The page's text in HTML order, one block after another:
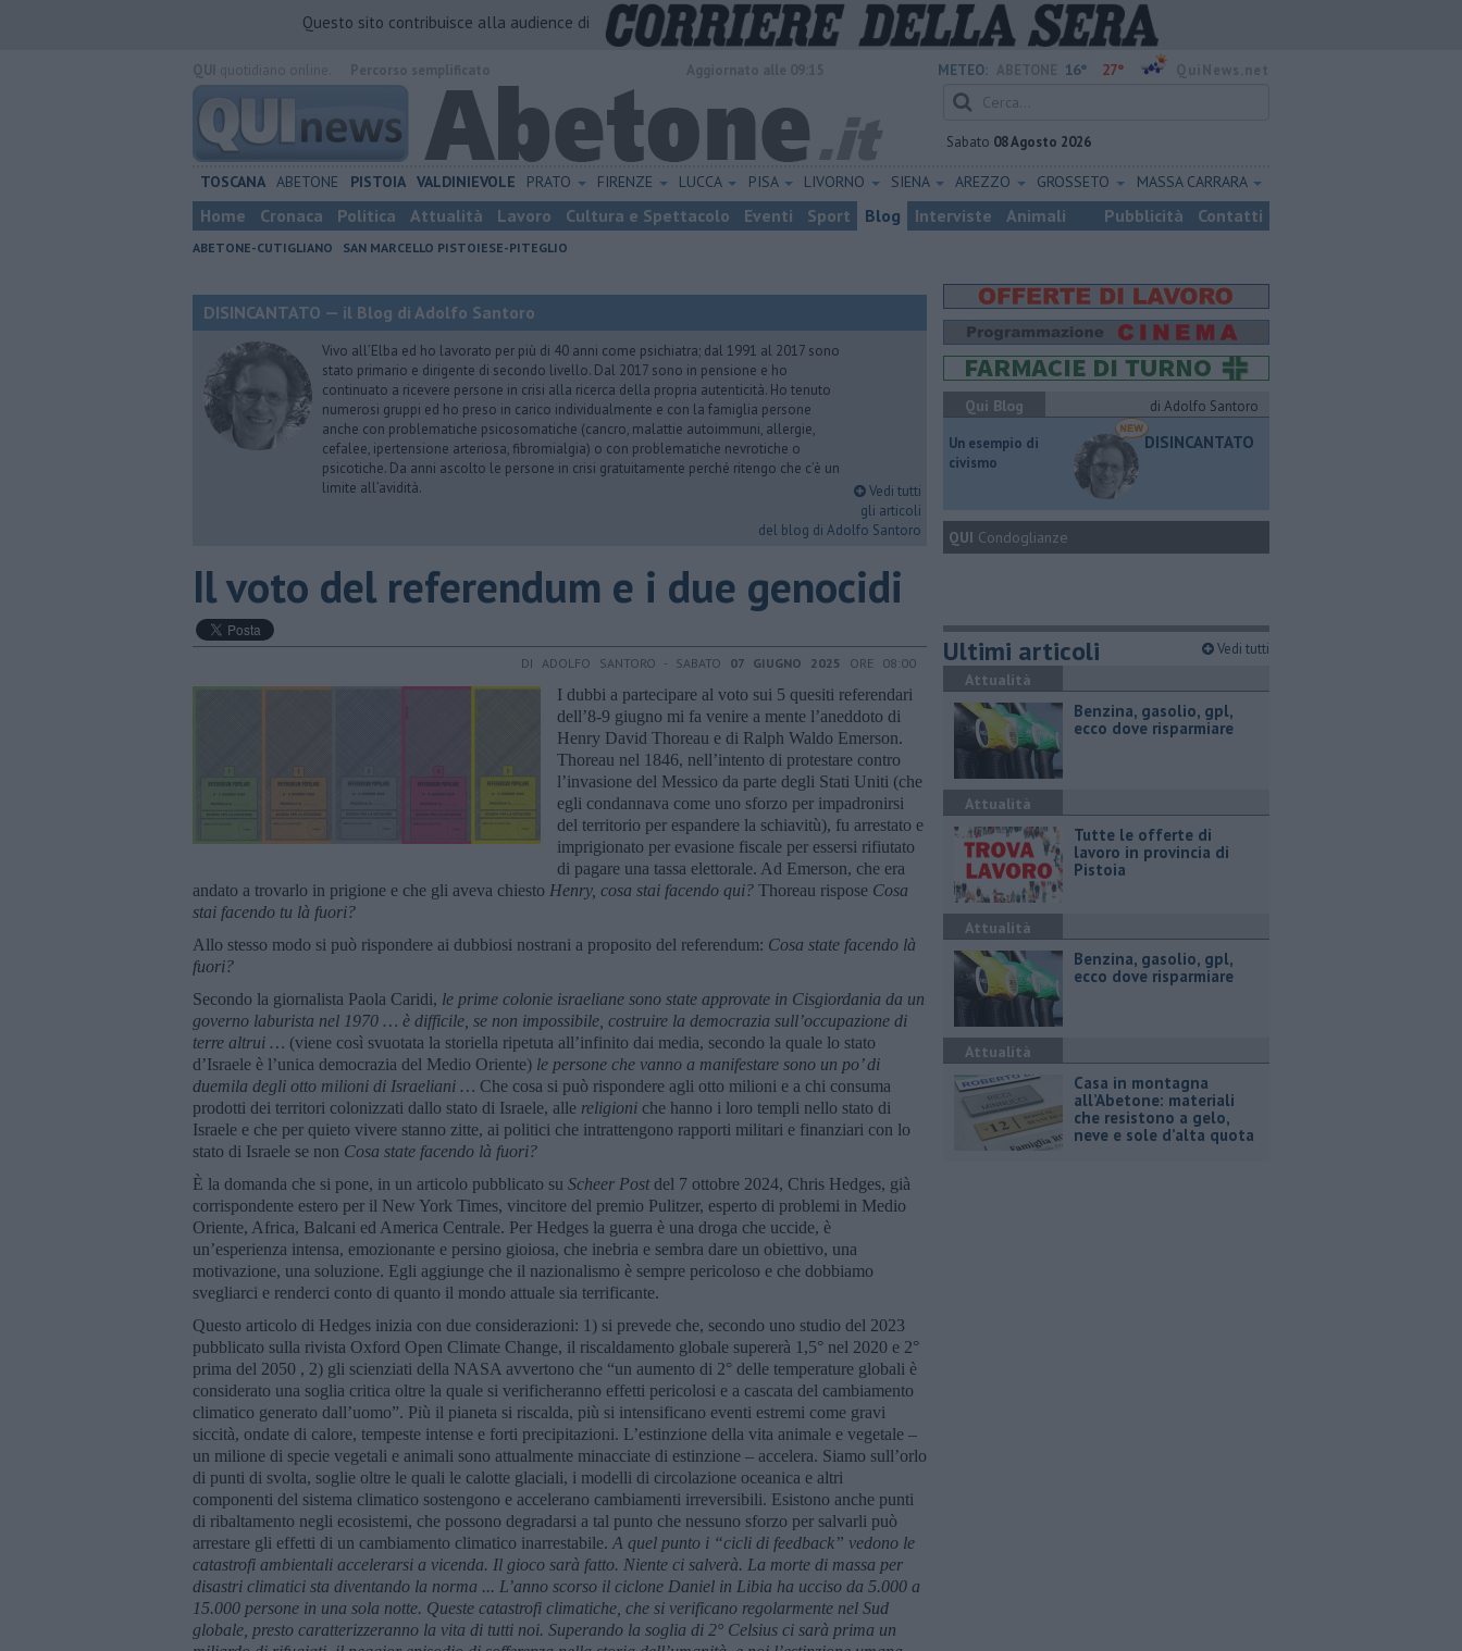
Questo sito contribuisce alla audience di
METEO: 16° 27°
Sabato 08 Agosto 2026
TOSCANA ABETONE PISTOIA VALDINIEVOLE PRATO FIRENZE LUCCA PISA LIVORNO SIENA AREZZO GROSSETO MASSA CARRARA
Home Cronaca Politica Attualità Lavoro Cultura e Spettacolo Eventi Sport Blog Interviste Animali Pubblicità Contatti
ABETONE-CUTIGLIANO SAN MARCELLO PISTOIESE-PITEGLIO
DISINCANTATO — il Blog di Adolfo Santoro
Vivo all’Elba ed ho lavorato per più di 40 anni come psichiatra; dal 1991 al 2017 sono
stato primario e dirigente di secondo livello. Dal 2017 sono in pensione e ho
continuato a ricevere persone in crisi alla ricerca della propria autenticità. Ho tenuto
numerosi gruppi ed ho preso in carico individualmente e con la famiglia persone
anche con problematiche psicosomatiche (cancro, malattie autoimmuni, allergie,
cefalee, ipertensione arteriosa, fibromialgia) o con problematiche nevrotiche o
psicotiche. Da anni ascolto le persone in crisi gratuitamente perché ritengo che c’è un
limite all’avidità.
Vedi tutti
gli articoli
del blog di Adolfo Santoro
​Il voto del referendum e i due genocidi
DI ADOLFO SANTORO - SABATO 07 GIUGNO 2025 ORE 08:00
I dubbi a partecipare al voto sui 5 quesiti referendari
dell’8-9 giugno mi fa venire a mente l’aneddoto di
Henry David Thoreau e di Ralph Waldo Emerson.
Thoreau nel 1846, nell’intento di protestare contro
l’invasione del Messico da parte degli Stati Uniti (che
egli condannava come uno sforzo per impadronirsi
del territorio per espandere la schiavitù), fu arrestato e
imprigionato per evasione fiscale per essersi rifiutato
di pagare una tassa elettorale. Ad Emerson, che era
andato a trovarlo in prigione e che gli aveva chiesto Henry, cosa stai facendo qui? Thoreau rispose Cosa
stai facendo tu là fuori?
Allo stesso modo si può rispondere ai dubbiosi nostrani a proposito del referendum: Cosa state facendo là
fuori?
Secondo la giornalista Paola Caridi, le prime colonie israeliane sono state approvate in Cisgiordania da un
governo laburista nel 1970 … è difficile, se non impossibile, costruire la democrazia sull’occupazione di
terre altrui … (viene così svuotata la storiella ripetuta all’infinito dai media, secondo la quale lo stato
d’Israele è l’unica democrazia del Medio Oriente) le persone che vanno a manifestare sono un po’ di
duemila degli otto milioni di Israeliani … Che cosa si può rispondere agli otto milioni e a chi consuma
prodotti dei territori colonizzati dallo stato di Israele, alle religioni che hanno i loro templi nello stato di
Israele e che per quieto vivere stanno zitte, ai politici che intrattengono rapporti militari e finanziari con lo
stato di Israele se non Cosa state facendo là fuori?
È la domanda che si pone, in un articolo pubblicato su Scheer Postdel 7 ottobre 2024, Chris Hedges, già
corrispondente estero per il New York Times, vincitore del premio Pulitzer, esperto di problemi in Medio
Oriente, Africa, Balcani ed America Centrale. Per Hedges la guerra è una droga che uccide, è
un’esperienza intensa, emozionante e persino gioiosa, che inebria e sembra dare un obiettivo, una
motivazione, una soluzione. Egli aggiunge che il nazionalismo è sempre pericoloso e che dobbiamo
svegliarci e renderci conto di quanto il mondo attuale sia terrificante.
Questo articolo di Hedges inizia con due considerazioni: 1) si prevede che, secondo uno studio del 2023
pubblicato sulla rivista Oxford Open Climate Change, il riscaldamento globale supererà 1,5° nel 2020 e 2°
prima del 2050 , 2) gli scienziati della NASA avvertono che “un aumento di 2° delle temperature globali è
considerato una soglia critica oltre la quale si verificheranno effetti pericolosi e a cascata del cambiamento
climatico generato dall’uomo”. Più il pianeta si riscalda, più si intensificano eventi estremi come gravi
siccità, ondate di calore, tempeste intense e forti precipitazioni. L’estinzione della vita animale e vegetale –
un milione di specie vegetali e animali sono attualmente minacciate di estinzione – accelera. Siamo sull’orlo
di punti di svolta, soglie oltre le quali le calotte glaciali, i modelli di circolazione oceanica e altri
componenti del sistema climatico sostengono e accelerano cambiamenti irreversibili. Esistono anche punti
di ribaltamento negli ecosistemi, che possono degradarsi a tal punto che nessuno sforzo per salvarli può
arrestare gli effetti di un cambiamento climatico inarrestabile. A quel punto i “cicli di feedback” vedono le
catastrofi ambientali accelerarsi a vicenda. Il gioco sarà fatto. Niente ci salverà. La morte di massa per
disastri climatici sta diventando la norma ... L’anno scorso il ciclone Daniel in Libia ha ucciso da 5.000 a
15.000 persone in una sola notte. Queste catastrofi climatiche, che si verificano regolarmente nel Sud
globale, presto caratterizzeranno la vita di tutti noi. Superando la soglia di 2° Celsius ci sarà prima un
Qui Blog
di Adolfo Santoro
​Un esempio di
civismo
DISINCANTATO
QUI Condoglianze
Ultimi articoli Vedi tutti
Attualità
​Benzina, gasolio, gpl,
ecco dove risparmiare
Attualità
​Tutte le offerte di
lavoro in provincia di
Pistoia
Attualità
​Benzina, gasolio, gpl,
ecco dove risparmiare
Attualità
Casa in montagna
all’Abetone: materiali
che resistono a gelo,
neve e sole d’alta quota